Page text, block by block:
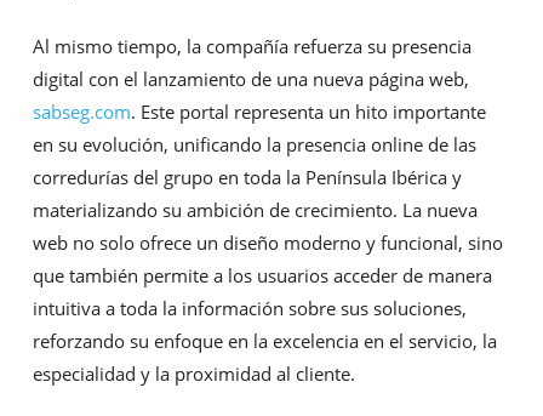
Al mismo tiempo, la compañía refuerza su presencia
digital con el lanzamiento de una nueva página web,
sabseg.com. Este portal representa un hito importante
en su evolución, unificando la presencia online de las
corredurías del grupo en toda la Península Ibérica y
materializando su ambición de crecimiento. La nueva
web no solo ofrece un diseño moderno y funcional, sino
que también permite a los usuarios acceder de manera
intuitiva a toda la información sobre sus soluciones,
reforzando su enfoque en la excelencia en el servicio, la
especialidad y la proximidad al cliente.